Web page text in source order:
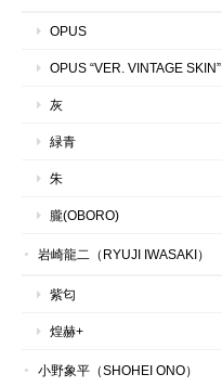
OPUS
OPUS “VER. VINTAGE SKIN”
灰
緑青
朱
朧(OBORO)
岩崎龍二（RYUJI IWASAKI）
紫匂
煌赫+
小野象平（SHOHEI ONO）